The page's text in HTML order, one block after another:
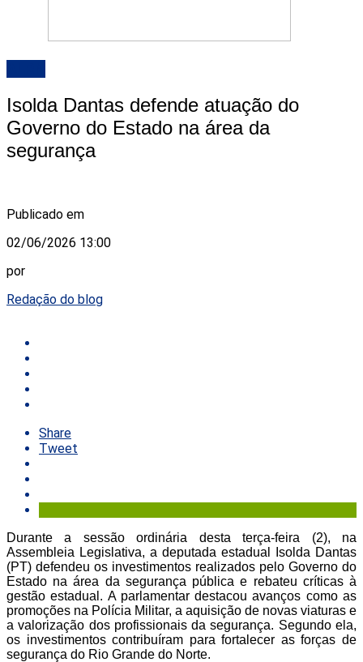
Isolda Dantas defende atuação do
Governo do Estado na área da
segurança
Publicado em
02/06/2026 13:00
por
Redação do blog
Share
Tweet
Durante a sessão ordinária desta terça-feira (2), na
Assembleia Legislativa, a deputada estadual Isolda Dantas
(PT) defendeu os investimentos realizados pelo Governo do
Estado na área da segurança pública e rebateu críticas à
gestão estadual. A parlamentar destacou avanços como as
promoções na Polícia Militar, a aquisição de novas viaturas e
a valorização dos profissionais da segurança. Segundo ela,
os investimentos contribuíram para fortalecer as forças de
segurança do Rio Grande do Norte.